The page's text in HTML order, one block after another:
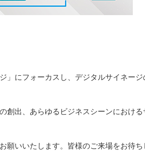
」にフォーカスし、デジタルサイネージ
創出、あらゆるビジネスシーンにおける
願いいたします。皆様のご来場をお待ち